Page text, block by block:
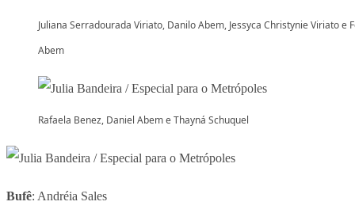
Juliana Serradourada Viriato, Danilo Abem, Jessyca Christynie Viriato e
Abem
Rafaela Benez, Daniel Abem e Thayná Schuquel
Bufê: Andréia Sales